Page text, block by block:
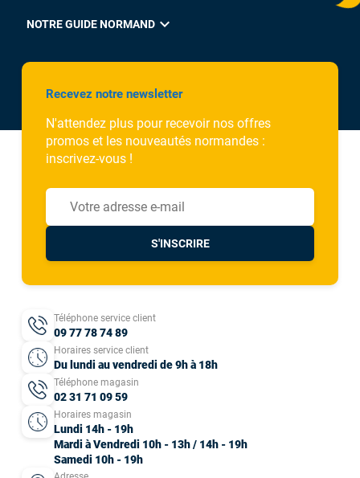
NOTRE GUIDE NORMAND expand_more
Recevez notre newsletter
N'attendez plus pour recevoir nos offres
promos et les nouveautés normandes :
inscrivez-vous !
S'INSCRIRE
Téléphone service client
09 77 78 74 89
Horaires service client
Du lundi au vendredi de 9h à 18h
Téléphone magasin
02 31 71 09 59
Horaires magasin
Lundi 14h - 19h
Mardi à Vendredi 10h - 13h / 14h - 19h
Samedi 10h - 19h